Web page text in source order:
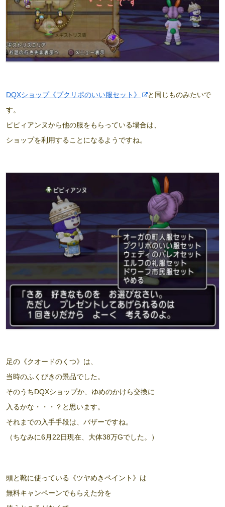
DQXショップ《プクリポのいい服セット》
と同じものみたいで
す。
ピピィアンヌから他の服をもらっている場合は、
ショップを利用することになるようですね。
足の《クオードのくつ》は、
当時のふくびきの景品でした。
そのうちDQXショップか、ゆめのかけら交換に
入るかな・・・？と思います。
それまでの入手手段は、バザーですね。
（ちなみに6月22日現在、大体38万Gでした。）
頭と靴に使っている《ツヤめきペイント》は
無料キャンペーンでもらえた分を